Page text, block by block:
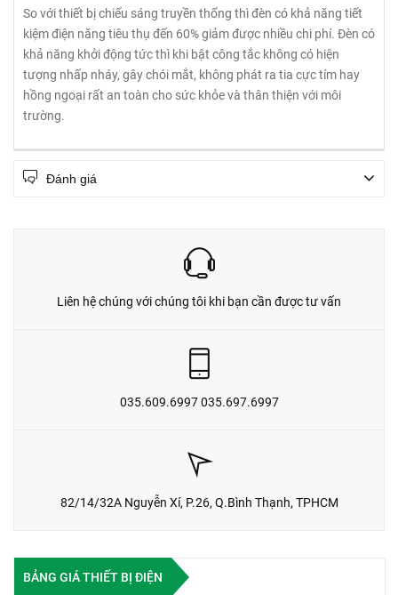
So với thiết bị chiếu sáng truyền thống thì đèn có khả năng tiết
kiệm điện năng tiêu thụ đến 60% giảm được nhiều chi phí. Đèn có
khả năng khởi động tức thì khi bật công tắc không có hiện
tượng nhấp nháy, gây chói mắt, không phát ra tia cực tím hay
hồng ngoại rất an toàn cho sức khỏe và thân thiện với môi
trường.
Đánh giá
Liên hệ chúng với chúng tôi khi bạn cần được tư vấn
035.609.6997 035.697.6997
82/14/32A Nguyễn Xí, P.26, Q.Bình Thạnh, TPHCM
BẢNG GIÁ THIẾT BỊ ĐIỆN